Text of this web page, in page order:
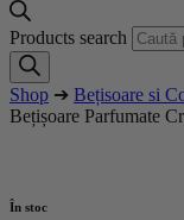
Products search
Shop ➔ Bețisoare si
Bețișoare Parfumate
În stoc